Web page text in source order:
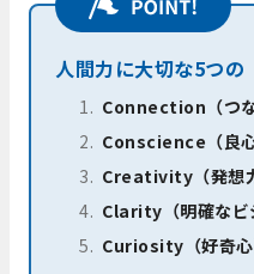
人間力に大切な5つの
Connection（つな
Conscience（良心
Creativity（発想
Clarity（明確なビ
Curiosity（好奇心